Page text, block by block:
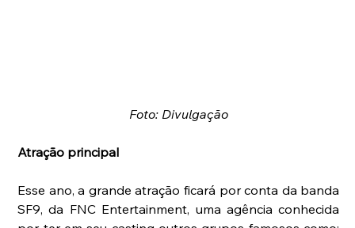
Foto: Divulgação
Atração principal
Esse ano, a grande atração ficará por conta da banda
SF9, da FNC Entertainment, uma agência conhecida